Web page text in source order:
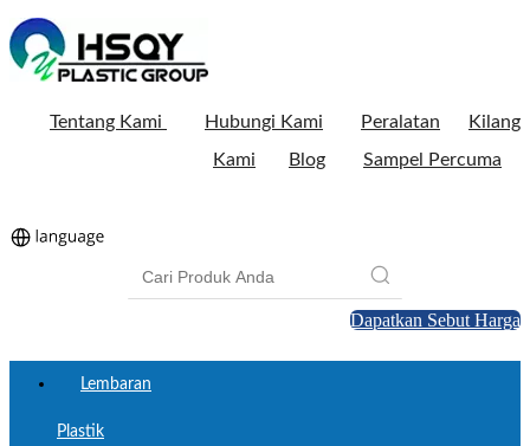
Tentang Kami Hubungi Kami Peralatan
Kilang
Kami
Blog Sampel Percuma
Dapatkan Sebut Harga
Lembaran
Plastik